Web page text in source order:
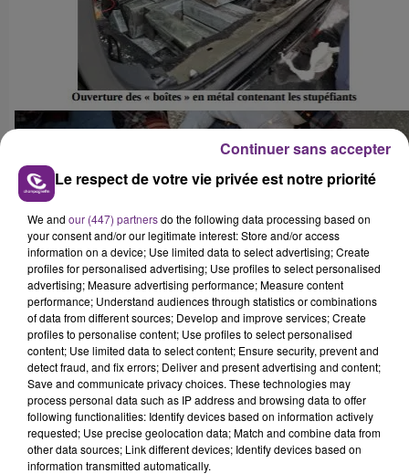
Le respect de votre vie privée est notre priorité
We and our (447) partnersdo the following data processing based on
your consent and/or our legitimate interest: Store and/or access
information on a device; Use limited data to select advertising; Create
profiles for personalised advertising; Use profiles to select personalised
advertising; Measure advertising performance; Measure content
performance; Understand audiences through statistics or combinations
of data from different sources; Develop and improve services; Create
profiles to personalise content; Use profiles to select personalised
content; Use limited data to select content; Ensure security, prevent and
detect fraud, and fix errors; Deliver and present advertising and content;
Save and communicate privacy choices. These technologies may
process personal data such as IP address and browsing data to offer
following functionalities: Identify devices based on information actively
requested; Use precise geolocation data; Match and combine data from
other data sources; Link different devices; Identify devices based on
information transmitted automatically.
Continuer sans accepter